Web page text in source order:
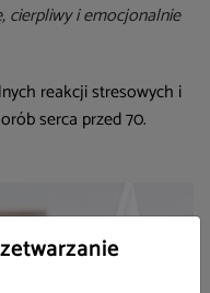
cierpliwy i emocjonalnie
reakcji stresowych i
serca przed 70.